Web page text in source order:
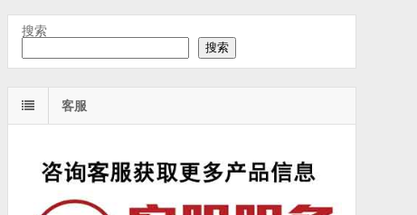
搜索
搜索
客服